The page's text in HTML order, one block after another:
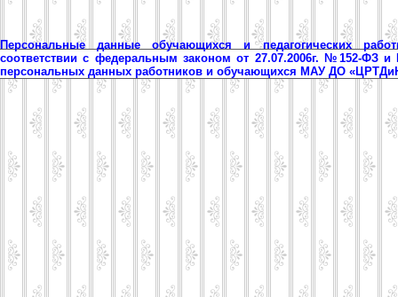
Персональные данные обучающихся и педагогических
соответствии с федеральным законом от 27.07.2006г. №152-ФЗ
персональных данных работников и обучающихся МАУ ДО